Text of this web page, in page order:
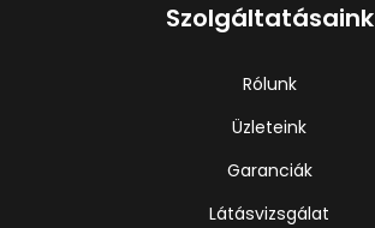
Szolgáltatásaink
Rólunk
Üzleteink
Garanciák
Látásvizsgálat